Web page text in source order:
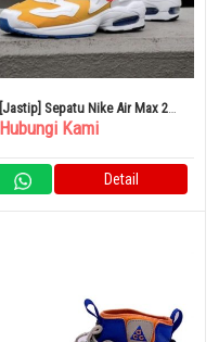
[Jastip] Sepatu Nike Air Max 2
Light
Hubungi Kami
Detail